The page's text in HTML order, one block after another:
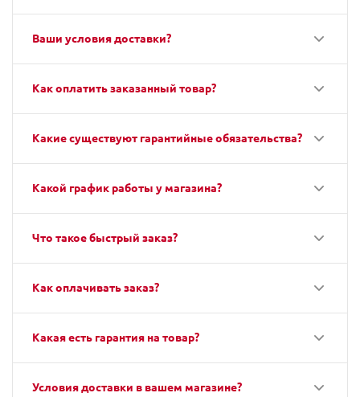
Ваши условия доставки?
Как оплатить заказанный товар?
Какие существуют гарантийные обязательства?
Какой график работы у магазина?
Что такое быстрый заказ?
Как оплачивать заказ?
Какая есть гарантия на товар?
Условия доставки в вашем магазине?